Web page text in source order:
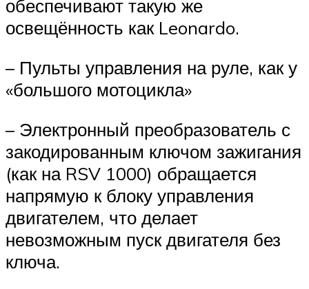
обеспечивают такую же
освещённость как Leonardo.
– Пульты управления на руле, как у
«большого мотоцикла»
– Электронный преобразователь с
закодированным ключом зажигания
(как на RSV 1000) обращается
напрямую к блоку управления
двигателем, что делает
невозможным пуск двигателя без
ключа.